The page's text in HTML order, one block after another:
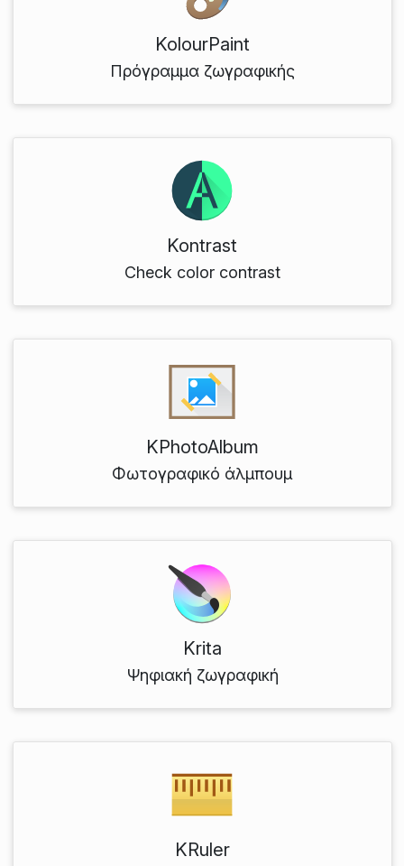
KolourPaint
Πρόγραμμα ζωγραφικής
Kontrast
Check color contrast
KPhotoAlbum
Φωτογραφικό άλμπουμ
Krita
Ψηφιακή ζωγραφική
KRuler